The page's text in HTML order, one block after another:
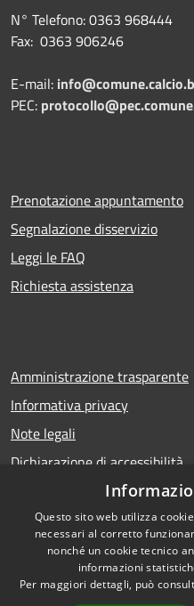
N° Telefono: 0363 968444
Fax: 0363 906246
E-mail:
PEC:
Prenotazione appuntamento
Segnalazione disservizio
Leggi le FAQ
Richiesta assistenza
Amministrazione trasparente
Informativa privacy
Note legali
Dichiarazione di accessibilità
RSS
Accessibilità
Privacy
Questo sito web utilizza
necessari al corretto
nonché un cookie tecnico
informazioni
Per maggiori dettagli, può